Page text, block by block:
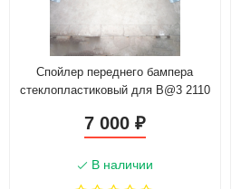
Спойлер переднего бампера
стеклопластиковый для B@3 2110
7 000 ₽
В наличии